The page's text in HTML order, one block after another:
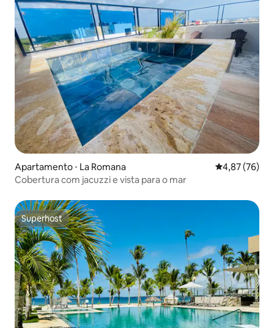
Apartamento ⋅ La Romana 4,87 de uma
4,87 (76)
Cobertura com jacuzzi e vista para o mar
Superhost
Superhost